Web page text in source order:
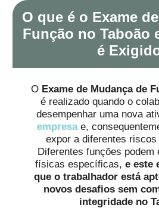
O que é o Exame
Função no Taboão
é
O Exame de Mudança de
é realizado quando o
desempenhar uma nova
empresa e,
expor a diferentes
Diferentes funções podem
físicas específicas, e este
que o trabalhador está
novos desafios sem
integridade no